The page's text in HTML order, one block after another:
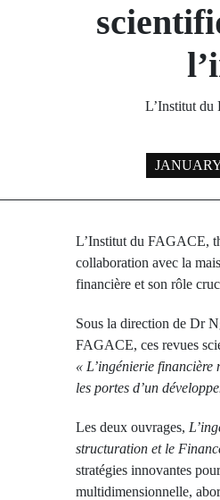
L’Institut du
L’Institut du FAGACE,
collaboration avec la
financière et son rôle
Sous la direction de Dr
FAGACE, ces revues
« L’ingénierie financière
les portes d’un
Les deux ouvrages,
structuration et le
stratégies innovantes
multidimensionnelle,